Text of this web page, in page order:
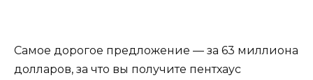
Самое дорогое предложение — за 63 миллиона
долларов, за что вы получите пентхаус